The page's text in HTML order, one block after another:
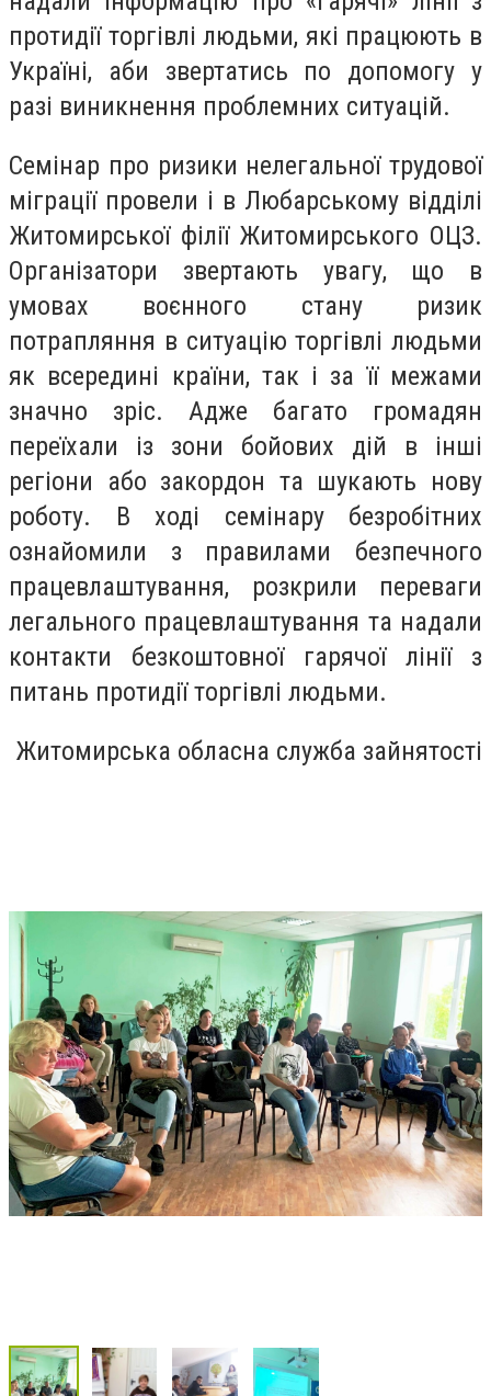
протидії торгівлі людьми, які працюють в
Україні, аби звертатись по допомогу у
разі виникнення проблемних ситуацій.
Семінар про ризики нелегальної трудової
міграції провели і в Любарському відділі
Житомирської філії Житомирського ОЦЗ.
Організатори звертають увагу, що в
умовах воєнного стану ризик
потрапляння в ситуацію торгівлі людьми
як всередині країни, так і за її межами
значно зріс. Адже багато громадян
переїхали із зони бойових дій в інші
регіони або закордон та шукають нову
роботу. В ході семінару безробітних
ознайомили з правилами безпечного
працевлаштування, розкрили переваги
легального працевлаштування та надали
контакти безкоштовної гарячої лінії з
питань протидії торгівлі людьми.
Житомирська обласна служба зайнятості